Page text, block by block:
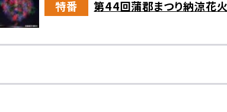
特番
第44回蒲郡まつり納涼花